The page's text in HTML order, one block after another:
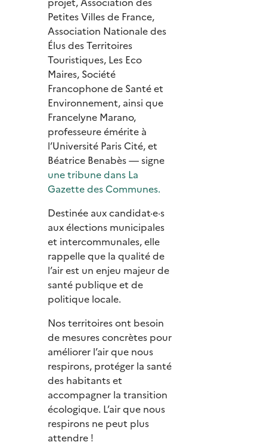
Petites Villes de France,
Association Nationale des
Élus des Territoires
Touristiques, Les Eco
Maires, Société
Francophone de Santé et
Environnement, ainsi que
Francelyne Marano,
professeure émérite à
l’Université Paris Cité, et
Béatrice Benabès — signe
une tribune dans La
Gazette des Communes.
Destinée aux candidat·e·s
aux élections municipales
et intercommunales, elle
rappelle que la qualité de
l’air est un enjeu majeur de
santé publique et de
politique locale.
Nos territoires ont besoin
de mesures concrètes pour
améliorer l’air que nous
respirons, protéger la santé
des habitants et
accompagner la transition
écologique. L’air que nous
respirons ne peut plus
attendre !